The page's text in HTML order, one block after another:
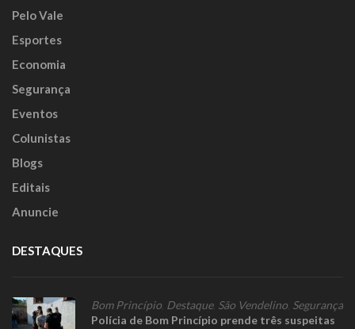
Pelo Vale
Esportes
Economia
Segurança
Eventos
Colunistas
Blogs
Editais
Anuncie
DESTAQUES
Bom Princípio Destaque, São Vendelino Segurança
Polícia de Bom Princípio prende três suspeitas